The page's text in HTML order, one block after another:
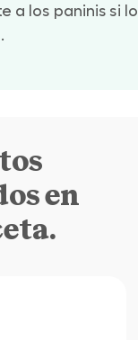
a los paninis si lo
en